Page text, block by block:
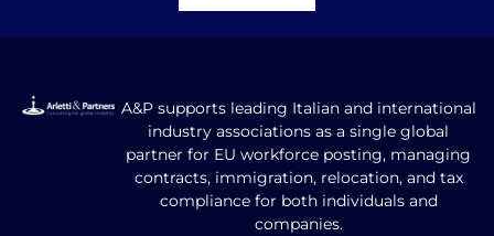
A&P supports leading Italian and international
industry associations as a single global
partner for EU workforce posting, managing
contracts, immigration, relocation, and tax
compliance for both individuals and
companies.